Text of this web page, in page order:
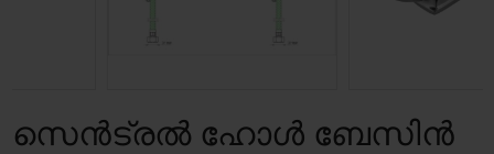
സെൻട്രൽ ഹോൾ ബേസിൻ